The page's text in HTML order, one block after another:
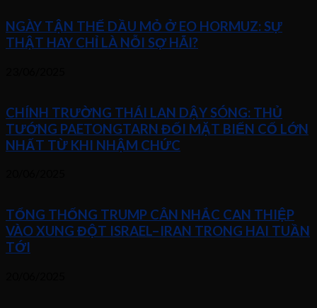
NGÀY TẬN THẾ DẦU MỎ Ở EO HORMUZ: SỰ
THẬT HAY CHỈ LÀ NỖI SỢ HÃI?
CHÍNH TRƯỜNG THÁI LAN DẬY SÓNG: THỦ
TƯỚNG PAETONGTARN ĐỐI MẶT BIẾN CỐ LỚN
NHẤT TỪ KHI NHẬM CHỨC
TỔNG THỐNG TRUMP CÂN NHẮC CAN THIỆP
VÀO XUNG ĐỘT ISRAEL–IRAN TRONG HAI TUẦN
TỚI